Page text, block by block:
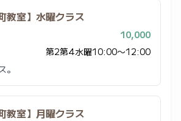
教室】水曜クラス
10,000
第2第4水曜10:00〜12:00
。
教室】月曜クラス